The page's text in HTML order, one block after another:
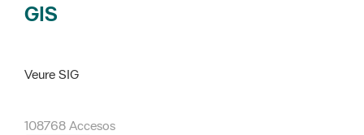
GIS
Veure SIG
108768 Accesos